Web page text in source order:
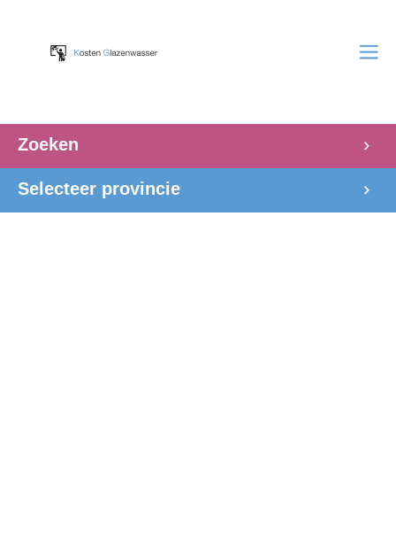
Zoeken
Selecteer provincie